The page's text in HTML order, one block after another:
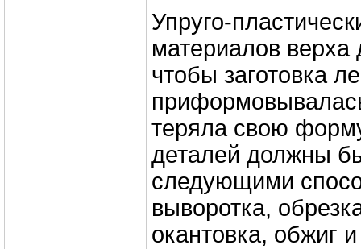
Упруго-
материалов
чтобы заготовка
теряла свою
деталей должны
следующими
выворотка,
окантовка, обжиг